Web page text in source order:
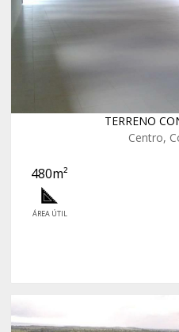
TERRENO
Centro,
480m²
ÁREA ÚTIL